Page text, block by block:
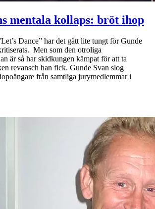
mentala kollaps: bröt ihop
Dance” har det gått lite tungt för Gunde
Men som den otroliga
är så har skidkungen kämpat för att ta
revansch han fick. Gunde Svan slog
från samtliga jurymedlemmar i